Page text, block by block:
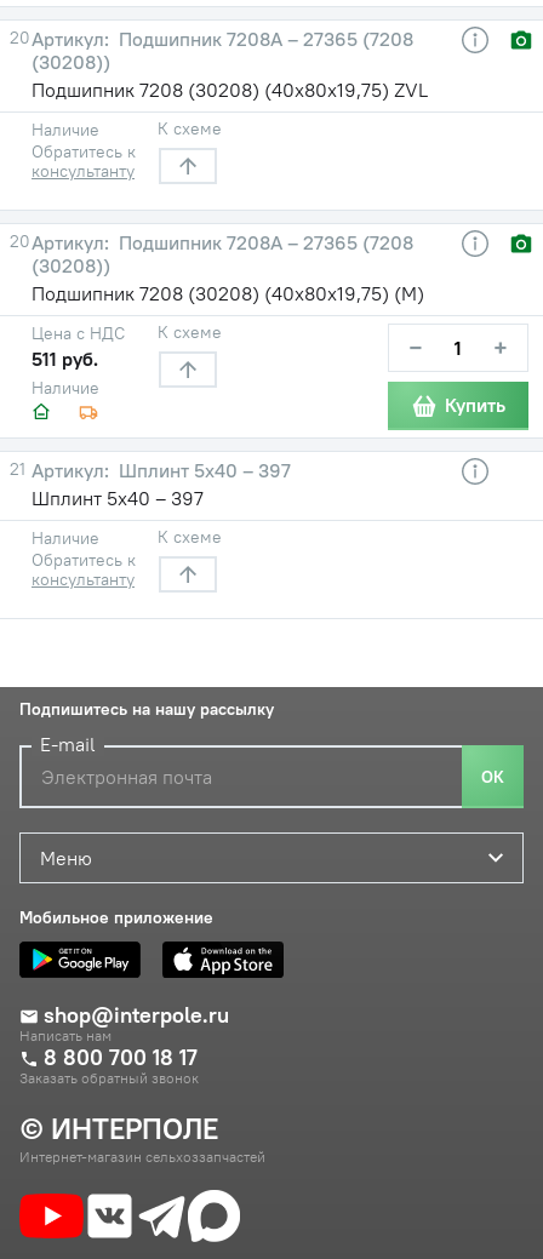
20
Подшипник 7208А – 27365 (7208
(30208))
Подшипник 7208 (30208) (40х80х19,75) ZVL
Наличие
Обратитесь к
консультанту
К схеме
20
Подшипник 7208А – 27365 (7208
(30208))
Подшипник 7208 (30208) (40х80х19,75) (М)
Наличие
Цена с НДС
511 руб.
К схеме − +
Купить
21
Шплинт 5х40 – 397
Шплинт 5х40 – 397
Наличие
Обратитесь к
консультанту
К схеме
© ИНТЕРПОЛЕ
Интернет-магазин сельхоззапчастей
Меню
Мобильное приложение
shop@interpole.ru
Написать нам
8 800 700 18 17
Заказать обратный звонок
Подпишитесь на нашу рассылку
E-mail
ОК